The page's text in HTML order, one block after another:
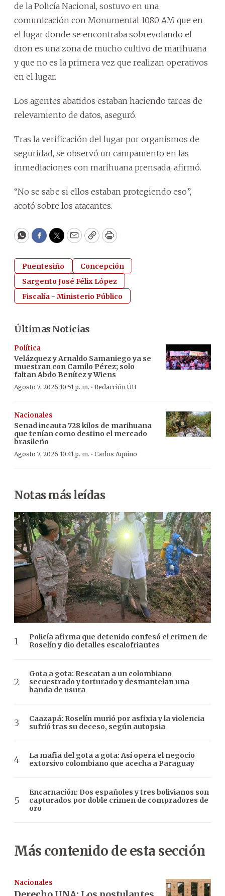
de la Policía Nacional, sostuvo en una
comunicación con Monumental 1080 AM que en
el lugar donde se encontraba sobrevolando el
dron es una zona de mucho cultivo de marihuana
y que no es la primera vez que realizan operativos
en el lugar.
Los agentes abatidos estaban haciendo tareas de
relevamiento de datos, aseguró.
Tras la verificación del lugar por organismos de
seguridad, se observó un campamento en las
inmediaciones con marihuana prensada, afirmó.
“No se sabe si ellos estaban protegiendo eso”,
acotó sobre los atacantes.
WhatsApp
Facebook
Twitter
EmailCopyPrint
Puentesiño
Concepción
Sargento José Félix López
Fiscalía - Ministerio Público
Últimas Noticias
Política
Velázquez y Arnaldo Samaniego ya se
muestran con Camilo Pérez; solo
faltan Abdo Benítez y Wiens
Agosto 7, 2026 10:51 p. m. · Redacción ÚH
Nacionales
Senad incauta 728 kilos de marihuana
que tenían como destino el mercado
brasileño
Agosto 7, 2026 10:41 p. m. · Carlos Aquino
Notas más leídas
Policía afirma que detenido confesó el crimen de
Roselín y dio detalles escalofriantes
Gota a gota: Rescatan a un colombiano
secuestrado y torturado y desmantelan una
banda de usura
Caazapá: Roselín murió por asfixia y la violencia
sufrió tras su deceso, según autopsia
La mafia del gota a gota: Así opera el negocio
extorsivo colombiano que acecha a Paraguay
Encarnación: Dos españoles y tres bolivianos son
capturados por doble crimen de compradores de
oro
Más contenido de esta sección
Nacionales